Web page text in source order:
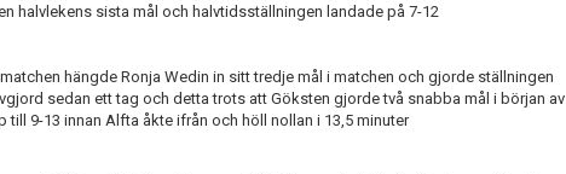
halvlekens sista mål och halvtidsställningen landade på 7-12
hängde Ronja Wedin in sitt tredje mål i matchen och gjorde ställningen
sedan ett tag och detta trots att Göksten gjorde två snabba mål i början av
till 9-13 innan Alfta åkte ifrån och höll nollan i 13,5 minuter